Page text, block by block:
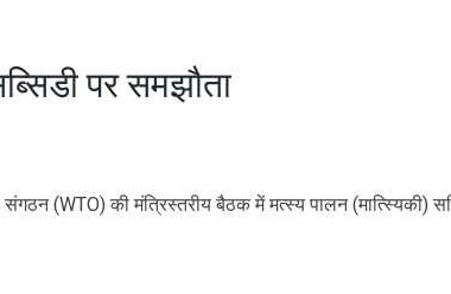
पर समझौता
संगठन (WTO) की मंत्रिस्तरीय बैठक में मत्स्य पालन (मात्स्यिकी)